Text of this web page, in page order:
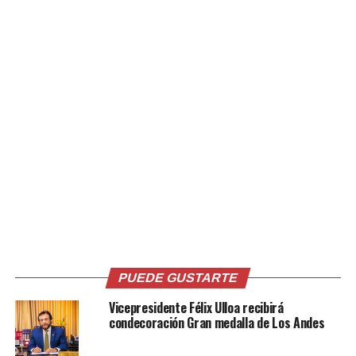
Cervantes y Laina
Pérez de Cuba la
devolvió.
pic.twitter.com/
PUEDE GUSTARTE
Vicepresidente Félix Ulloa recibirá
condecoración Gran medalla de Los Andes